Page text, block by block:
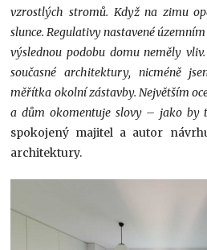
vzrostlých stromů. Když na zimu
slunce. Regulativy nastavené
výslednou podobu domu neměly
současné architektury, nicméně
měřítka okolní zástavby. Největším
a dům okomentuje slovy – jako by
spokojený majitel a autor
architektury.